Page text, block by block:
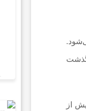
گذشت
از